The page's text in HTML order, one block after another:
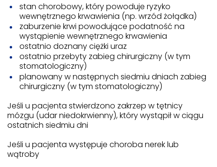
stan chorobowy, który powoduje ryzyko
wewnętrznego krwawienia (np. wrzód żołądka)
zaburzenie krwi powodujące podatność na
wystąpienie wewnętrznego krwawienia
ostatnio doznany ciężki uraz
ostatnio przebyty zabieg chirurgiczny (w tym
stomatologiczny)
planowany w następnych siedmiu dniach zabieg
chirurgiczny (w tym stomatologiczny)
Jeśli u pacjenta stwierdzono zakrzep w tętnicy
mózgu (udar niedokrwienny), który wystąpił w ciągu
ostatnich siedmiu dni
Jeśli u pacjenta występuje choroba nerek lub
wątroby